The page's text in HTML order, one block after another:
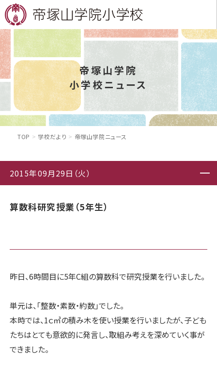
帝塚山学院
小学校ニュース
TOP 学校だより 帝塚山学院ニュース
2015年09月29日（火）
算数科研究授業（5年生）
昨日、6時間目に5年C組の算数科で研究授業を行いました。
単元は、「整数・素数・約数」でした。
本時では、1ｃ㎥の積み木を使い授業を行いましたが、子ども
たちはとても意欲的に発言し、取組み考えを深めていく事が
できました。